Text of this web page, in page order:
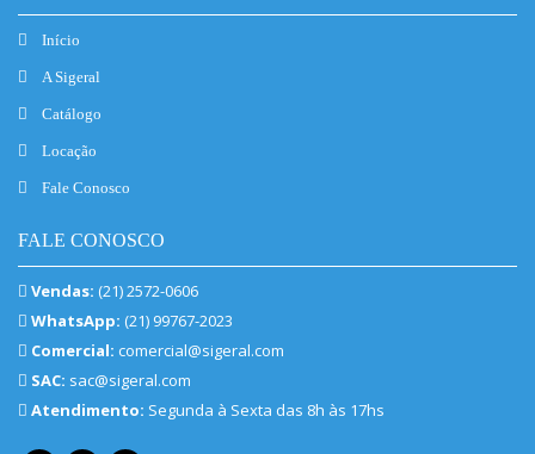
Início
A Sigeral
Catálogo
Locação
Fale Conosco
FALE CONOSCO
Vendas: (21) 2572-0606
WhatsApp: (21) 99767-2023
Comercial: comercial@sigeral.com
SAC: sac@sigeral.com
Atendimento: Segunda à Sexta das 8h às 17hs